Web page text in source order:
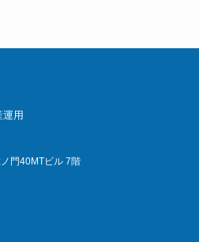
運用
門40MTビル 7階